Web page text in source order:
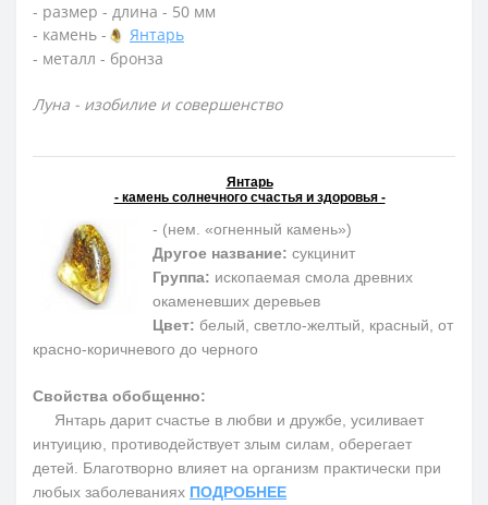
- размер - длина - 50 мм
- камень -
Янтарь
- металл - бронза
Луна - изобилие и совершенство
Янтарь
- камень солнечного счастья и здоровья -
- (нем. «огненный камень»)
Другое название: сукцинит
Группа: ископаемая смола древних
окаменевших деревьев
Цвет: белый, светло-желтый, красный, от
красно-коричневого до черного
Свойства обобщенно:
Янтарь дарит счастье в любви и дружбе, усиливает
интуицию, противодействует злым силам, оберегает
детей. Благотворно влияет на организм практически при
любых заболеваниях ПОДРОБНЕЕ